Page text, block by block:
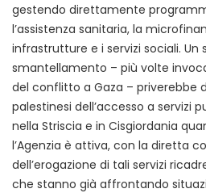
gestendo direttamente
l’assistenza sanitaria, la
infrastrutture e i servizi sociali. Un
smantellamento – più volte
del conflitto a Gaza – priverebbe
palestinesi dell’accesso a servizi
nella Striscia e in Cisgiordania
l’Agenzia è attiva, con la diretta
dell’erogazione di tali servizi
che stanno già affrontando